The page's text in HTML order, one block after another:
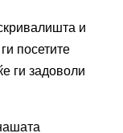
и
посетите
ги задоволи